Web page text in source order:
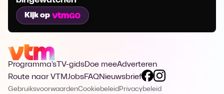
Kijk op
Programma's TV-gidsDoe meeAdverteren
Route naar VTMJobsFAQNieuwsbrief
GebruiksvoorwaardenCookiebeleid Privacybeleid